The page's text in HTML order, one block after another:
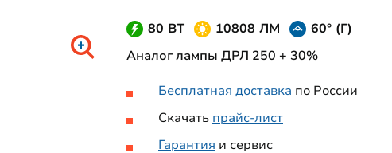
Станочные светильники
80 ВТ 10808 ЛМ
60° (Г)
Аналог лампы ДРЛ 250 + 30%
Бесплатная доставка по России
Скачать прайс-лист
Гарантия и сервис